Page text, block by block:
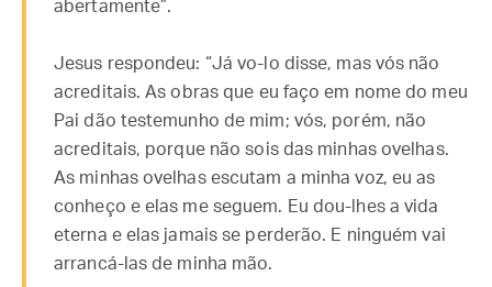
abertamente”.
Jesus respondeu: “Já vo-lo disse, mas vós não
acreditais. As obras que eu faço em nome do meu
Pai dão testemunho de mim; vós, porém, não
acreditais, porque não sois das minhas ovelhas.
As minhas ovelhas escutam a minha voz, eu as
conheço e elas me seguem. Eu dou-lhes a vida
eterna e elas jamais se perderão. E ninguém vai
arrancá-las de minha mão.